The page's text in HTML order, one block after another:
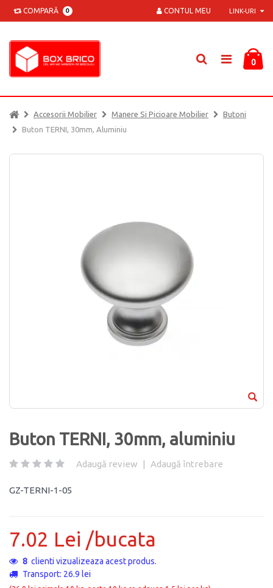
COMPARĂ 0 LINK-URI
CONTUL MEU
0
Accesorii Mobilier Manere Si Picioare Mobilier
Butoni
Buton TERNI, 30mm, Aluminiu
Buton TERNI, 30mm, aluminiu
Adaugă review | Adaugă întrebare
GZ-TERNI-1-05
7.02 Lei /bucata
8 clienti vizualizeaza acest produs.
Transport: 26.9 lei